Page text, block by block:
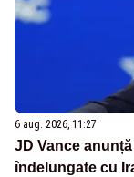
6 aug. 2026, 11:27
JD Vance
îndelungate cu